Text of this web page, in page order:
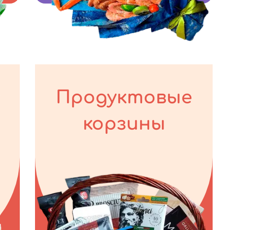
Продуктовые
корзины